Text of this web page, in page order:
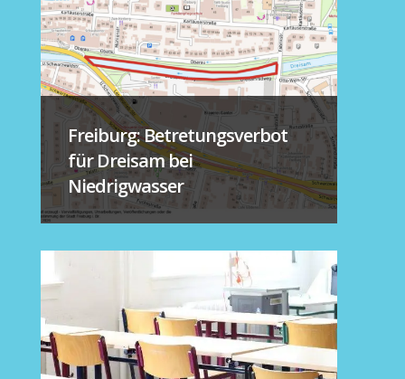
Freiburg: Betretungsverbot
für Dreisam bei
Niedrigwasser